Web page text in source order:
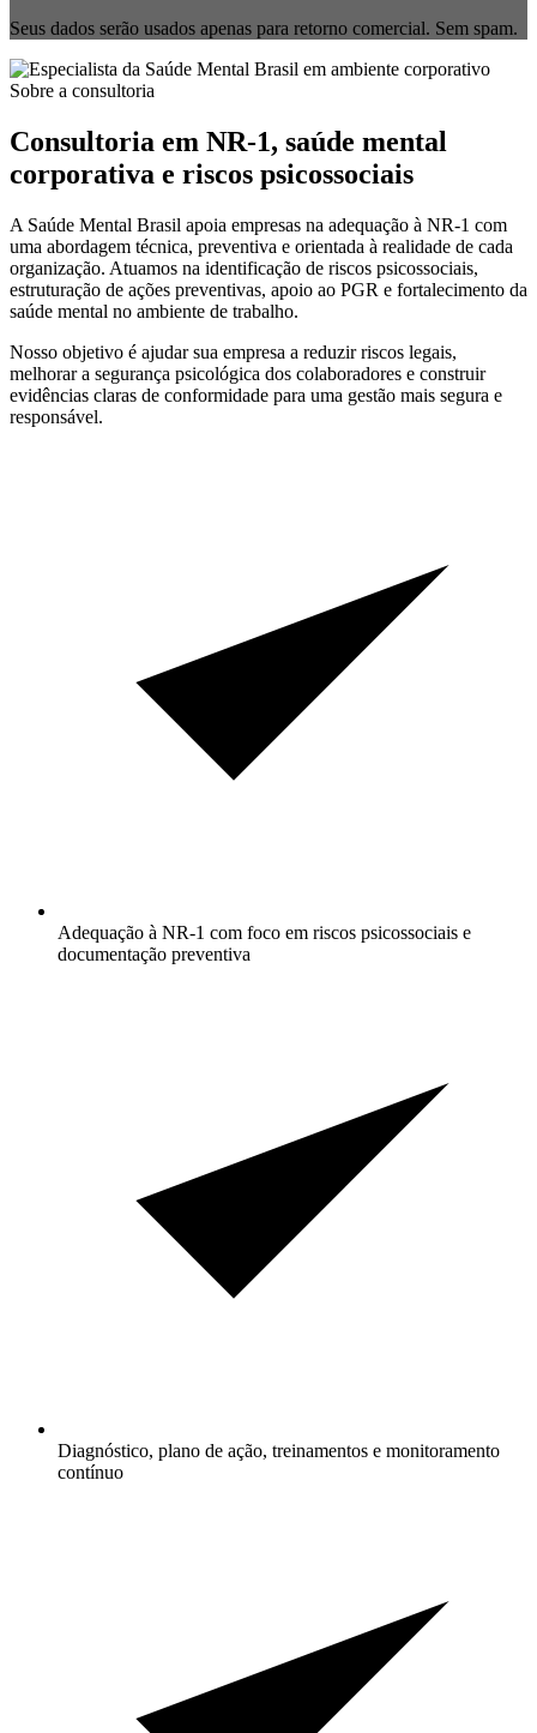
Seus dados serão usados apenas para retorno comercial. Sem spam.
Sobre a consultoria
Consultoria em NR-1, saúde mental
corporativa e riscos psicossociais
A Saúde Mental Brasil apoia empresas na adequação à NR-1 com
uma abordagem técnica, preventiva e orientada à realidade de cada
organização. Atuamos na identificação de riscos psicossociais,
estruturação de ações preventivas, apoio ao PGR e fortalecimento da
saúde mental no ambiente de trabalho.
Nosso objetivo é ajudar sua empresa a reduzir riscos legais,
melhorar a segurança psicológica dos colaboradores e construir
evidências claras de conformidade para uma gestão mais segura e
responsável.
Adequação à NR-1 com foco em riscos psicossociais e
documentação preventiva
Diagnóstico, plano de ação, treinamentos e monitoramento
contínuo